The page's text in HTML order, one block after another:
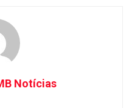
Notícias